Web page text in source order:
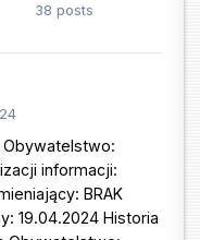
38 posts
informacji:
BRAK
19.04.2024 Historia